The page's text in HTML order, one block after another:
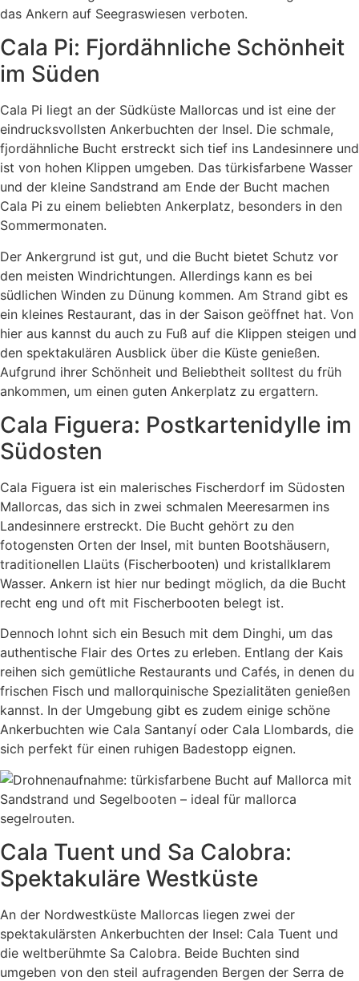
das Ankern auf Seegraswiesen verboten.
Cala Pi: Fjordähnliche Schönheit
im Süden
Cala Pi liegt an der Südküste Mallorcas und ist eine der
eindrucksvollsten Ankerbuchten der Insel. Die schmale,
fjordähnliche Bucht erstreckt sich tief ins Landesinnere und
ist von hohen Klippen umgeben. Das türkisfarbene Wasser
und der kleine Sandstrand am Ende der Bucht machen
Cala Pi zu einem beliebten Ankerplatz, besonders in den
Sommermonaten.
Der Ankergrund ist gut, und die Bucht bietet Schutz vor
den meisten Windrichtungen. Allerdings kann es bei
südlichen Winden zu Dünung kommen. Am Strand gibt es
ein kleines Restaurant, das in der Saison geöffnet hat. Von
hier aus kannst du auch zu Fuß auf die Klippen steigen und
den spektakulären Ausblick über die Küste genießen.
Aufgrund ihrer Schönheit und Beliebtheit solltest du früh
ankommen, um einen guten Ankerplatz zu ergattern.
Cala Figuera: Postkartenidylle im
Südosten
Cala Figuera ist ein malerisches Fischerdorf im Südosten
Mallorcas, das sich in zwei schmalen Meeresarmen ins
Landesinnere erstreckt. Die Bucht gehört zu den
fotogensten Orten der Insel, mit bunten Bootshäusern,
traditionellen Llaüts (Fischerbooten) und kristallklarem
Wasser. Ankern ist hier nur bedingt möglich, da die Bucht
recht eng und oft mit Fischerbooten belegt ist.
Dennoch lohnt sich ein Besuch mit dem Dinghi, um das
authentische Flair des Ortes zu erleben. Entlang der Kais
reihen sich gemütliche Restaurants und Cafés, in denen du
frischen Fisch und mallorquinische Spezialitäten genießen
kannst. In der Umgebung gibt es zudem einige schöne
Ankerbuchten wie Cala Santanyí oder Cala Llombards, die
sich perfekt für einen ruhigen Badestopp eignen.
Cala Tuent und Sa Calobra:
Spektakuläre Westküste
An der Nordwestküste Mallorcas liegen zwei der
spektakulärsten Ankerbuchten der Insel: Cala Tuent und
die weltberühmte Sa Calobra. Beide Buchten sind
umgeben von den steil aufragenden Bergen der Serra de